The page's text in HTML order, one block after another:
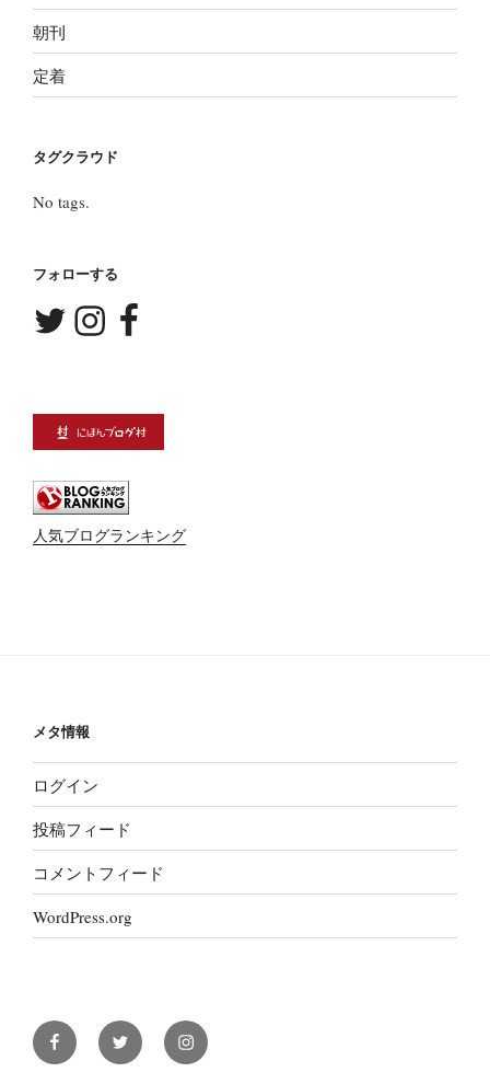
朝刊
定着
タグクラウド
No tags.
フォローする
TwitterInstagramFacebook
人気ブログランキング
メタ情報
ログイン
投稿フィード
コメントフィード
WordPress.org
Facebook Twitter Instagram